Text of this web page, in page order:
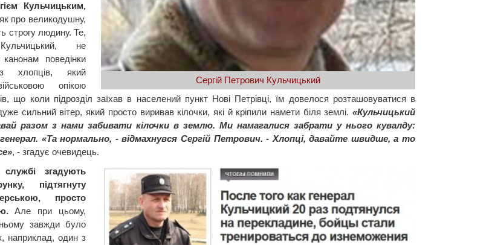
Сергій Петрович Кульчицький
Кульчицьким,
як про великодушну,
строгу людину. Те,
не
поведінки
хлопців, який
опікою
що коли підрозділ заїхав в населений пункт Нові Петрівці, їм довелося розташовуватися в
сильний вітер, який просто виривав кілочки, які й кріпили намети біля землі. «Кульчицький
разом з нами забивати кілочки в землю. Ми намагалися забрати у нього кувалду:
«Та нормально, - відмахнувся Сергій Петрович. - Хлопці, давайте швидше, а то
, - згадує очевидець.
згадують
підтягнуту
просто
Але при цьому,
завжди було
наприклад, один з